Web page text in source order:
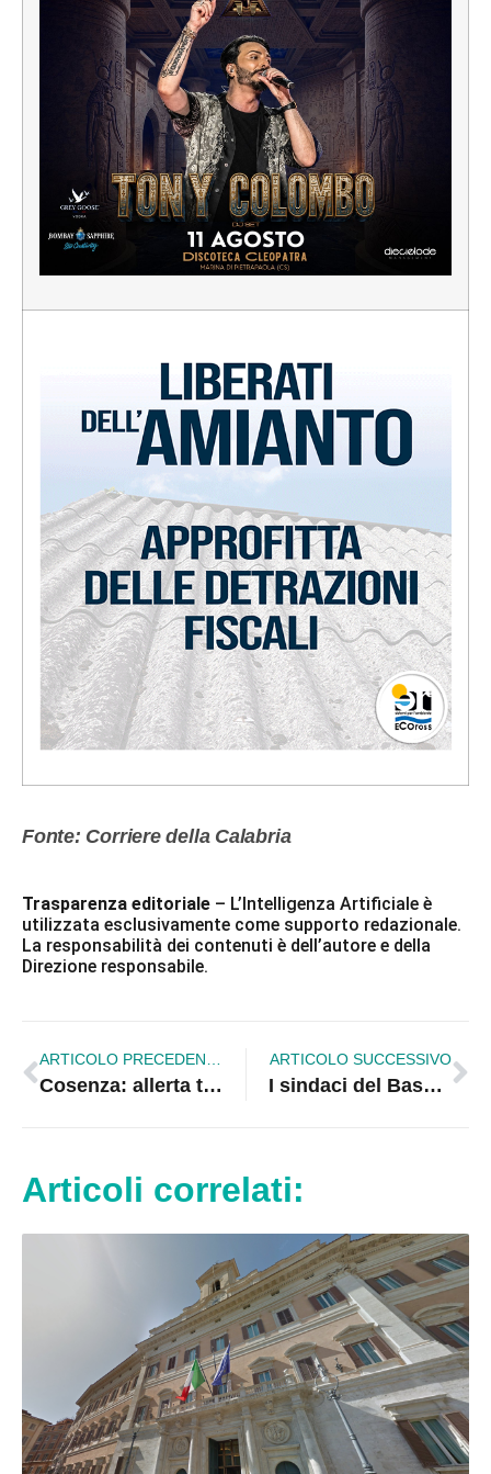
Fonte: Corriere della Calabria
Trasparenza editoriale – L’Intelligenza Artificiale è
utilizzata esclusivamente come supporto redazionale.
La responsabilità dei contenuti è dell’autore e della
Direzione responsabile.
ARTICOLO PRECEDENTE
Cosenza: allerta truffa sciacalli terremoto
ARTICOLO SUCCESSIVO
I sindaci del Basso Jonio incontrano Raffaele Mauro
Articoli correlati: